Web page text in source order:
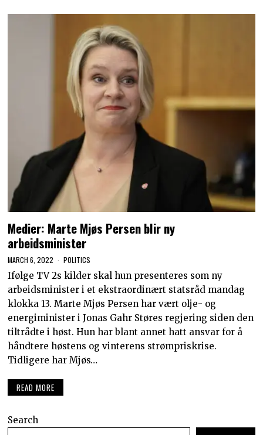
Medier: Marte Mjøs Persen blir ny
arbeidsminister
MARCH 6, 2022 POLITICS
Ifølge TV 2s kilder skal hun presenteres som ny
arbeidsminister i et ekstraordinært statsråd mandag
klokka 13. Marte Mjøs Persen har vært olje- og
energiminister i Jonas Gahr Støres regjering siden den
tiltrådte i høst. Hun har blant annet hatt ansvar for å
håndtere høstens og vinterens strømpriskrise.
Tidligere har Mjøs…
READ MORE
Search